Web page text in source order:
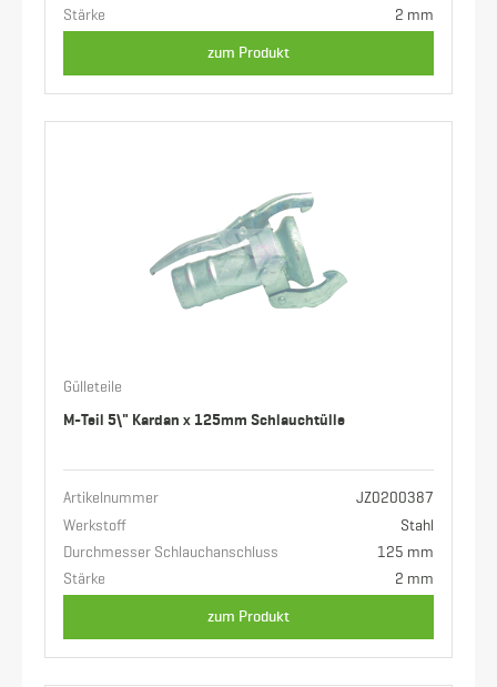
Stärke
2 mm
zum Produkt
Gülleteile
M-Teil 5\" Kardan x 125mm Schlauchtülle
Artikelnummer
JZ0200387
Werkstoff
Stahl
Durchmesser Schlauchanschluss
125 mm
Stärke
2 mm
zum Produkt